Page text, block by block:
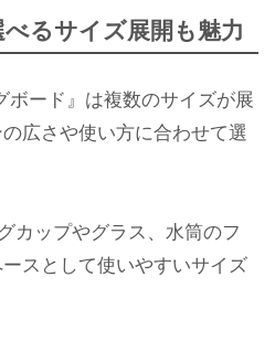
るサイズ展開も魅力
ード』は複数のサイズが展
広さや使い方に合わせて選
カップやグラス、水筒のフ
スとして使いやすいサイズ